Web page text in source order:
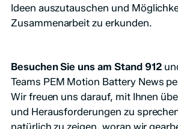
Ideen auszutauschen und
Zusammenarbeit zu erkunden.
Besuchen Sie uns am Stand 912
Teams PEM Motion Battery News
Wir freuen uns darauf, mit Ihnen
und Herausforderungen zu